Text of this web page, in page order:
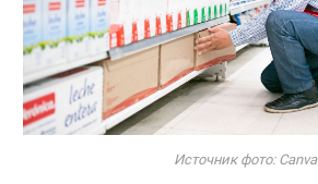
Источник фото: Canva